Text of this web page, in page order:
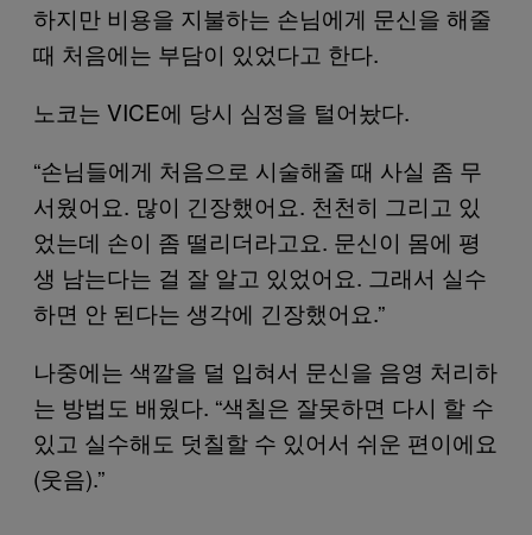
하지만 비용을 지불하는 손님에게 문신을 해줄
때 처음에는 부담이 있었다고 한다.
노코는 VICE에 당시 심정을 털어놨다.
“손님들에게 처음으로 시술해줄 때 사실 좀 무
서웠어요. 많이 긴장했어요. 천천히 그리고 있
었는데 손이 좀 떨리더라고요. 문신이 몸에 평
생 남는다는 걸 잘 알고 있었어요. 그래서 실수
하면 안 된다는 생각에 긴장했어요.”
나중에는 색깔을 덜 입혀서 문신을 음영 처리하
는 방법도 배웠다. “색칠은 잘못하면 다시 할 수
있고 실수해도 덧칠할 수 있어서 쉬운 편이에요
(웃음).”